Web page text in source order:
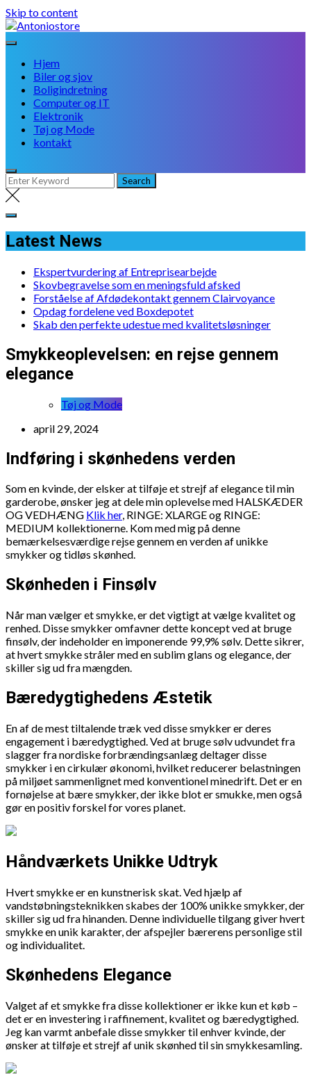
Skip to content
Hjem
Biler og sjov
Boligindretning
Computer og IT
Elektronik
Tøj og Mode
kontakt
Latest News
Ekspertvurdering af Entreprisearbejde
Skovbegravelse som en meningsfuld afsked
Forståelse af Afdødekontakt gennem Clairvoyance
Opdag fordelene ved Boxdepotet
Skab den perfekte udestue med kvalitetsløsninger
Smykkeoplevelsen: en rejse gennem
elegance
Tøj og Mode
april 29, 2024
Indføring i skønhedens verden
Som en kvinde, der elsker at tilføje et strejf af elegance til min
garderobe, ønsker jeg at dele min oplevelse med HALSKÆDER
OG VEDHÆNG Klik her, RINGE: XLARGE og RINGE:
MEDIUM kollektionerne. Kom med mig på denne
bemærkelsesværdige rejse gennem en verden af unikke
smykker og tidløs skønhed.
Skønheden i Finsølv
Når man vælger et smykke, er det vigtigt at vælge kvalitet og
renhed. Disse smykker omfavner dette koncept ved at bruge
finsølv, der indeholder en imponerende 99,9% sølv. Dette sikrer,
at hvert smykke stråler med en sublim glans og elegance, der
skiller sig ud fra mængden.
Bæredygtighedens Æstetik
En af de mest tiltalende træk ved disse smykker er deres
engagement i bæredygtighed. Ved at bruge sølv udvundet fra
slagger fra nordiske forbrændingsanlæg deltager disse
smykker i en cirkulær økonomi, hvilket reducerer belastningen
på miljøet sammenlignet med konventionel minedrift. Det er en
fornøjelse at bære smykker, der ikke blot er smukke, men også
gør en positiv forskel for vores planet.
Håndværkets Unikke Udtryk
Hvert smykke er en kunstnerisk skat. Ved hjælp af
vandstøbningsteknikken skabes der 100% unikke smykker, der
skiller sig ud fra hinanden. Denne individuelle tilgang giver hvert
smykke en unik karakter, der afspejler bærerens personlige stil
og individualitet.
Skønhedens Elegance
Valget af et smykke fra disse kollektioner er ikke kun et køb –
det er en investering i raffinement, kvalitet og bæredygtighed.
Jeg kan varmt anbefale disse smykker til enhver kvinde, der
ønsker at tilføje et strejf af unik skønhed til sin smykkesamling.